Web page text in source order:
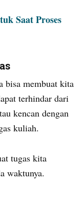
Saat Proses
bisa membuat kita
terhindar dari
kencan dengan
kuliah.
tugas kita
waktunya.